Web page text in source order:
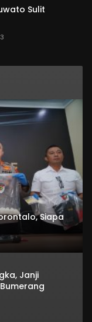
Sulit
Siapa
Janji